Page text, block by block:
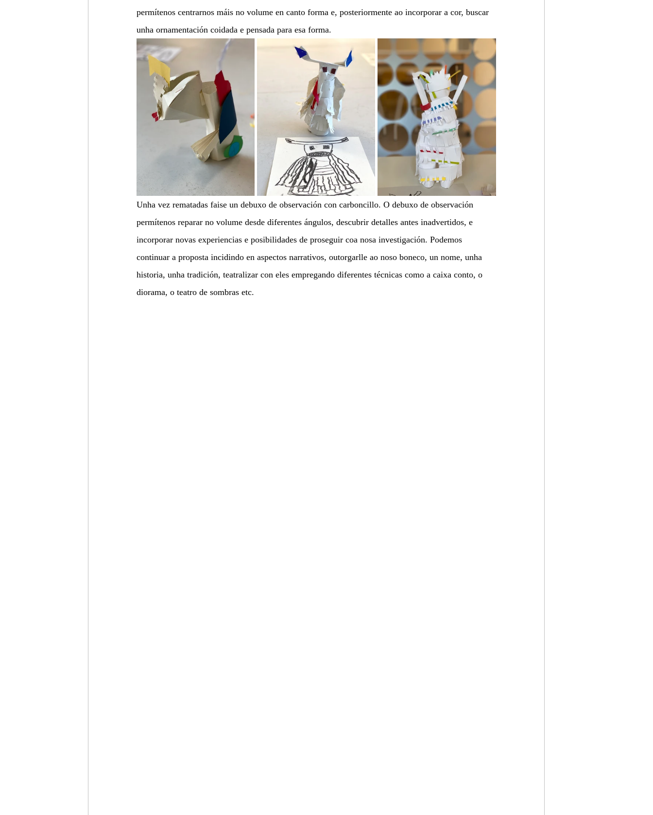
permítenos centrarnos máis no volume en canto forma e, posteriormente ao incorporar a cor, buscar
unha ornamentación coidada e pensada para esa forma.
Unha vez rematadas faise un debuxo de observación con carboncillo. O debuxo de observación
permítenos reparar no volume desde diferentes ángulos, descubrir detalles antes inadvertidos, e
incorporar novas experiencias e posibilidades de proseguir coa nosa investigación. Podemos
continuar a proposta incidindo en aspectos narrativos, outorgarlle ao noso boneco, un nome, unha
historia, unha tradición, teatralizar con eles empregando diferentes técnicas como a caixa conto, o
diorama, o teatro de sombras etc.